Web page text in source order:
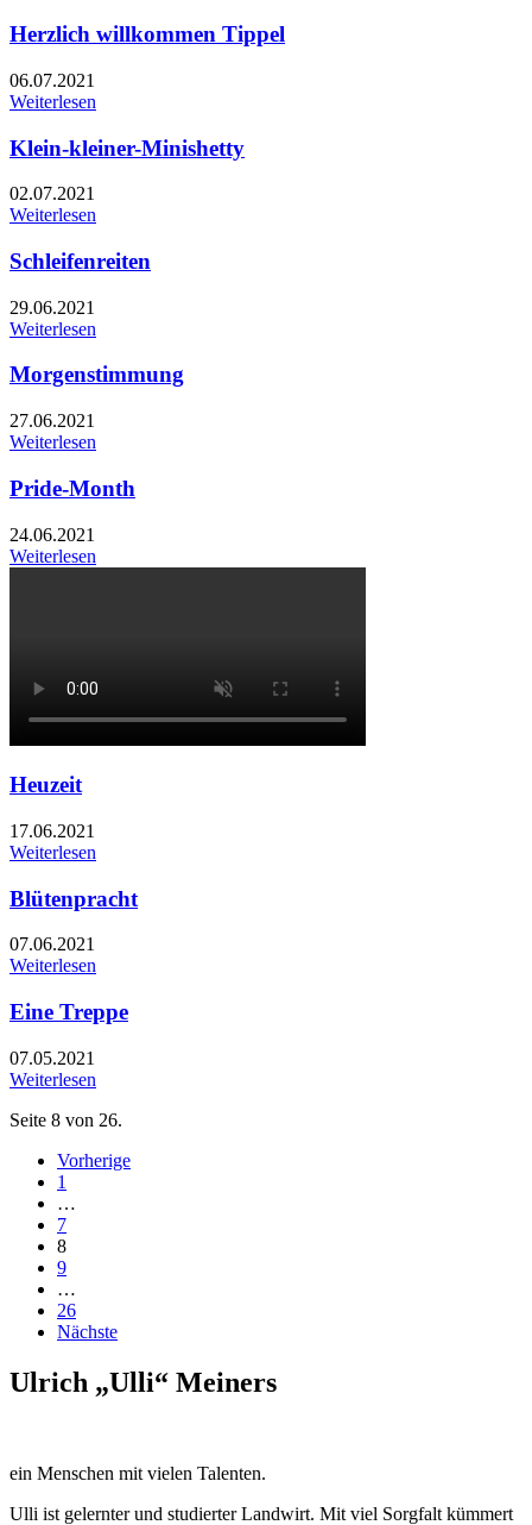
Herzlich willkommen Tippel
06.07.2021
Weiterlesen
Klein-kleiner-Minishetty
02.07.2021
Weiterlesen
Schleifenreiten
29.06.2021
Weiterlesen
Morgenstimmung
27.06.2021
Weiterlesen
Pride-Month
24.06.2021
Weiterlesen
Heuzeit
17.06.2021
Weiterlesen
Blütenpracht
07.06.2021
Weiterlesen
Eine Treppe
07.05.2021
Weiterlesen
Seite 8 von 26.
Vorherige
1
…
7
8
9
…
26
Nächste
Ulrich „Ulli“ Meiners
ein Menschen mit vielen Talenten.
Ulli ist gelernter und studierter Landwirt. Mit viel Sorgfalt kümmert